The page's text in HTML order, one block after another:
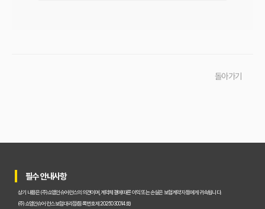
돌아가기
필수 안내사항
상기 내용은 (주)쇼엠인슈어런스의 의견이며, 계약체결에 따른 이익 또는 손실은 보험계약자 등에게 귀속됩니다.
(주)쇼엠인슈어런스 보험대리점(등록번호 제2025030014호)